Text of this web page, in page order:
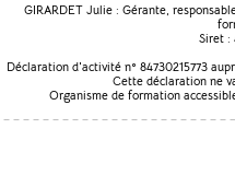
GIRARDET Julie : Gérante,
Siret :
Déclaration d'activité n° 84730215773
Cette déclaration ne
Organisme de formation